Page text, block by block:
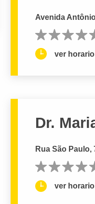
Avenida
ver
Dr.
Rua São Paulo,
ver